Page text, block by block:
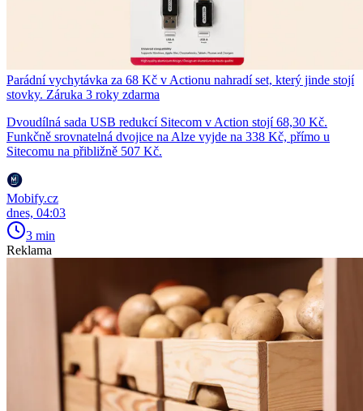
Parádní vychytávka za 68 Kč v Actionu nahradí set, který jinde stojí
stovky. Záruka 3 roky zdarma
Dvoudílná sada USB redukcí Sitecom v Action stojí 68,30 Kč.
Funkčně srovnatelná dvojice na Alze vyjde na 338 Kč, přímo u
Sitecomu na přibližně 507 Kč.
Mobify.cz
dnes, 04:03
3 min
Reklama